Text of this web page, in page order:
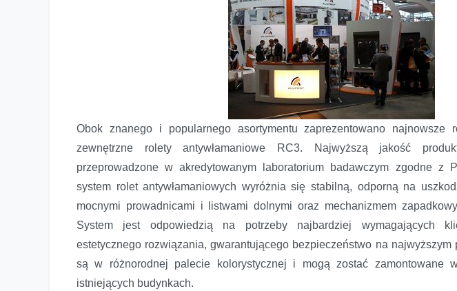
Obok znanego i popularnego asortymentu zaprezentowano najnowsze
zewnętrzne rolety antywłamaniowe RC3. Najwyższą jakość
przeprowadzone w akredytowanym laboratorium badawczym zgodne z
system rolet antywłamaniowych wyróżnia się stabilną, odporną na
mocnymi prowadnicami i listwami dolnymi oraz mechanizmem
System jest odpowiedzią na potrzeby najbardziej wymagających
estetycznego rozwiązania, gwarantującego bezpieczeństwo na najwyższym
są w różnorodnej palecie kolorystycznej i mogą zostać zamontowane
istniejących budynkach.